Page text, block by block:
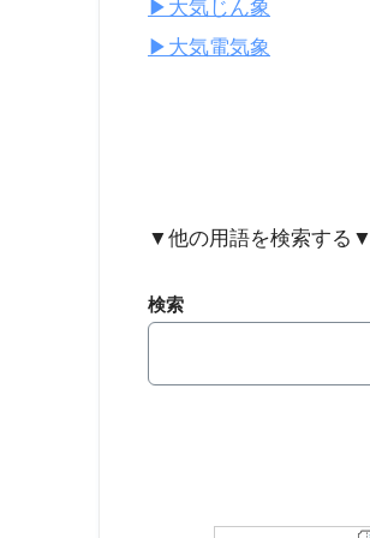
▶︎大気じん象
▶︎大気電気象
▼他の用語を検索する▼
検索